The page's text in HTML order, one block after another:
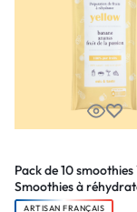
Pack de 10
Smoothies à
pur fruit
ARTISAN FRANÇAIS